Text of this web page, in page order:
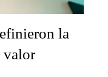
la
valor